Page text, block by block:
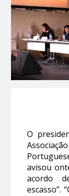
O
avisou
acordo
escasso”.